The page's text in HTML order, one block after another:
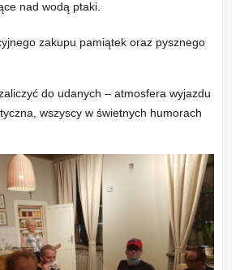
nad wodą ptaki.
zakupu pamiątek oraz pysznego
do udanych – atmosfera wyjazdu
wszyscy w świetnych humorach